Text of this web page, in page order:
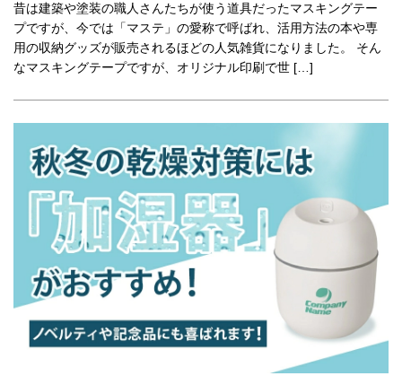
昔は建築や塗装の職人さんたちが使う道具だったマスキングテー
プですが、今では「マステ」の愛称で呼ばれ、活用方法の本や専
用の収納グッズが販売されるほどの人気雑貨になりました。 そん
なマスキングテープですが、オリジナル印刷で世 […]